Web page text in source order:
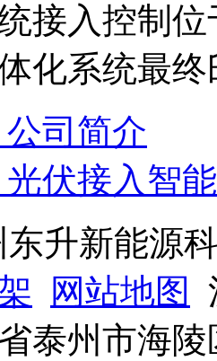
接入控制
化系统最
公司简介
光伏接入智
升新能源
网站地图
泰州市海